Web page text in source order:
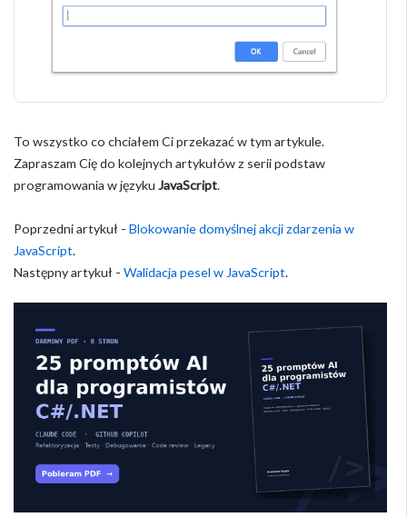
To wszystko co chciałem Ci przekazać w tym artykule.
Zapraszam Cię do kolejnych artykułów z serii podstaw
programowania w języku JavaScript.
Poprzedni artykuł - Blokowanie domyślnej akcji zdarzenia w
JavaScript.
Następny artykuł - Walidacja pesel w JavaScript.